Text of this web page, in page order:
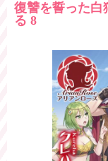
復讐を誓った白
る 8